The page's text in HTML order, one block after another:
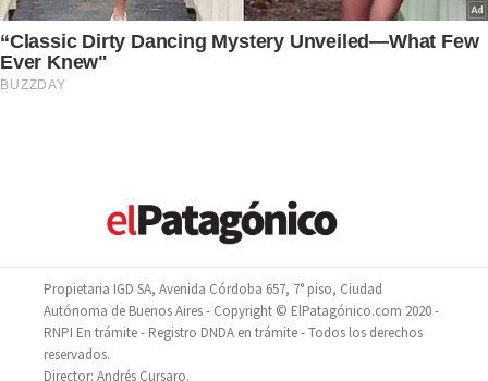
Propietaria IGD SA, Avenida Córdoba 657, 7° piso, Ciudad
Autónoma de Buenos Aires - Copyright © ElPatagónico.com 2020 -
RNPI En trámite - Registro DNDA en trámite - Todos los derechos
reservados.
Director: Andrés Cursaro.